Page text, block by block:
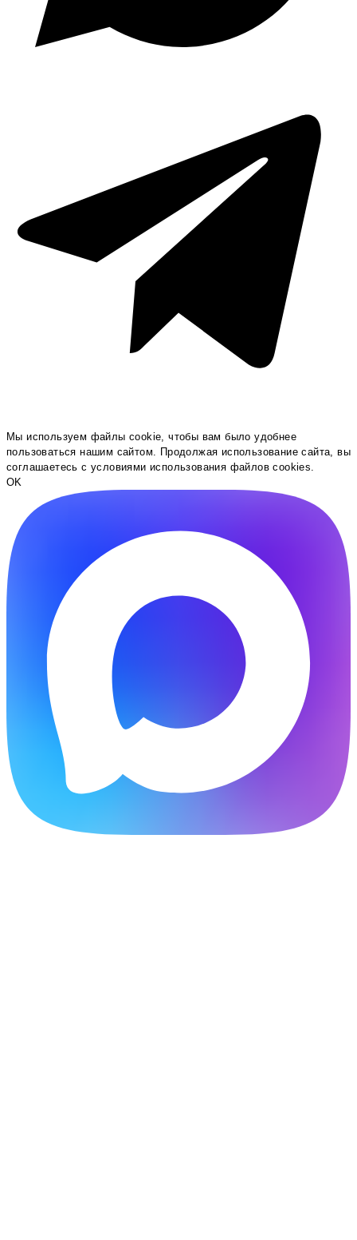
Мы используем файлы cookie, чтобы вам было удобнее
пользоваться нашим сайтом. Продолжая использование сайта, вы
соглашаетесь c условиями использования файлов cookies.
OK